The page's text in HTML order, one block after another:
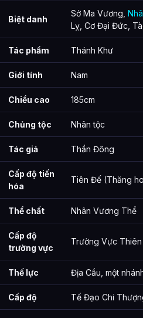
Biệt danh
Sở Ma Vương,
Lỵ, Cơ Đại Đức,
Tác phẩm Thánh Khư
Giới tính Nam
Chiều cao 185cm
Chủng tộc Nhân tộc
Tác giả Thần Đông
Cấp độ tiến
hóa
Tiên Đế (Thăng
Thể chất Nhân Vương Thể
Cấp độ
trường vực
Trường Vực
Thế lực Địa Cầu, một
Cấp độ Tế Đạo Chi